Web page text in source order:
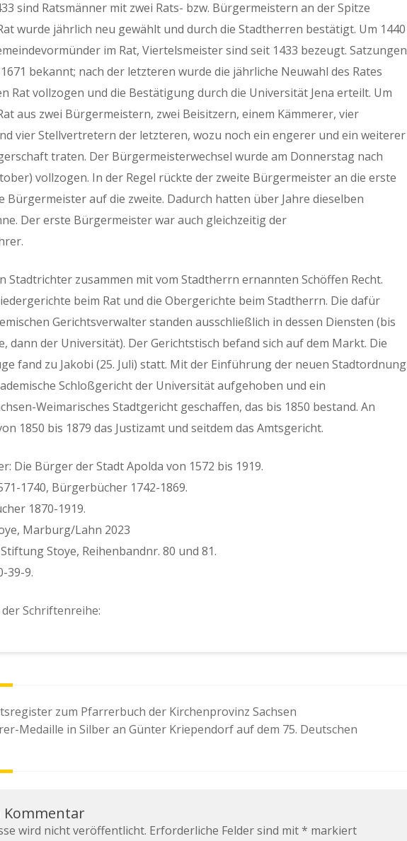
sind Ratsmänner mit zwei Rats- bzw. Bürgermeistern an der Spitze
wurde jährlich neu gewählt und durch die Stadtherren bestätigt. Um 1440
im Rat, Viertelsmeister sind seit 1433 bezeugt. Satzungen
bekannt; nach der letzteren wurde die jährliche Neuwahl des Rates
Rat vollzogen und die Bestätigung durch die Universität Jena erteilt. Um
aus zwei Bürgermeistern, zwei Beisitzern, einem Kämmerer, vier
vier Stellvertretern der letzteren, wozu noch ein engerer und ein weiterer
traten. Der Bürgermeisterwechsel wurde am Donnerstag nach
vollzogen. In der Regel rückte der zweite Bürgermeister an die erste
Bürgermeister auf die zweite. Dadurch hatten über Jahre dieselben
Der erste Bürgermeister war auch gleichzeitig der
Stadtrichter zusammen mit vom Stadtherrn ernannten Schöffen Recht.
beim Rat und die Obergerichte beim Stadtherrn. Die dafür
Gerichtsverwalter standen ausschließlich in dessen Diensten (bis
dann der Universität). Der Gerichtstisch befand sich auf dem Markt. Die
fand zu Jakobi (25. Juli) statt. Mit der Einführung der neuen Stadtordnung
Schloßgericht der Universität aufgehoben und ein
Weimarisches Stadtgericht geschaffen, das bis 1850 bestand. An
1850 bis 1879 das Justizamt und seitdem das Amtsgericht.
Die Bürger der Stadt Apolda von 1572 bis 1919.
1740, Bürgerbücher 1742-1869.
1870-1919.
Marburg/Lahn 2023
Stoye, Reihenbandnr. 80 und 81.
39-9.
Schriftenreihe:
zum Pfarrerbuch der Kirchenprovinz Sachsen
Medaille in Silber an Günter Kriependorf auf dem 75. Deutschen
Kommentar
wird nicht veröffentlicht. Erforderliche Felder sind mit* markiert